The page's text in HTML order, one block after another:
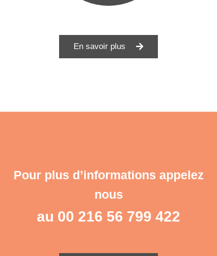
En savoir plus
Pour plus d’informations appelez
nous
au 00 216 56 799 422